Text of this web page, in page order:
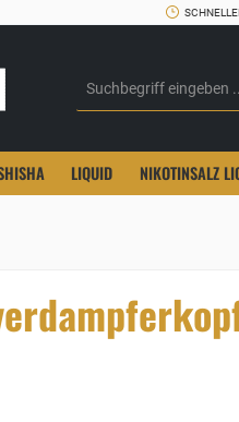
LIQUID NIKOTINSALZ